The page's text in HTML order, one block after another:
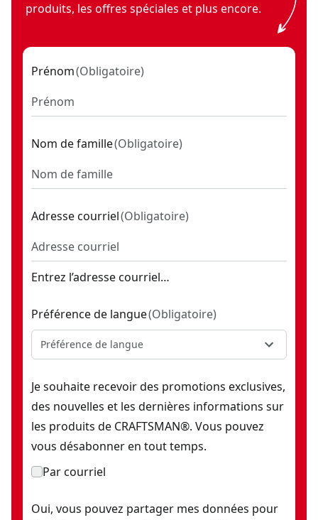
produits, les offres spéciales et plus encore.
Prénom(Obligatoire)
Nom de famille(Obligatoire)
Adresse courriel(Obligatoire)
Entrez l’adresse courriel…
Préférence de langue(Obligatoire)
Préférence de langue
Je souhaite recevoir des promotions exclusives,
des nouvelles et les dernières informations sur
les produits de CRAFTSMAN®. Vous pouvez
vous désabonner en tout temps.
Par courriel
Oui, vous pouvez partager mes données pour